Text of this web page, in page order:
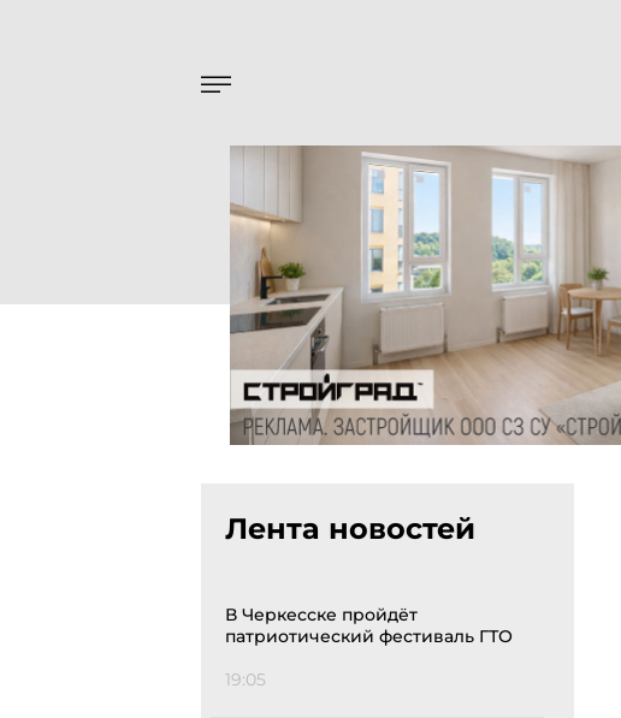
Лента новостей
В Черкесске пройдёт
патриотический фестиваль ГТО
19:05